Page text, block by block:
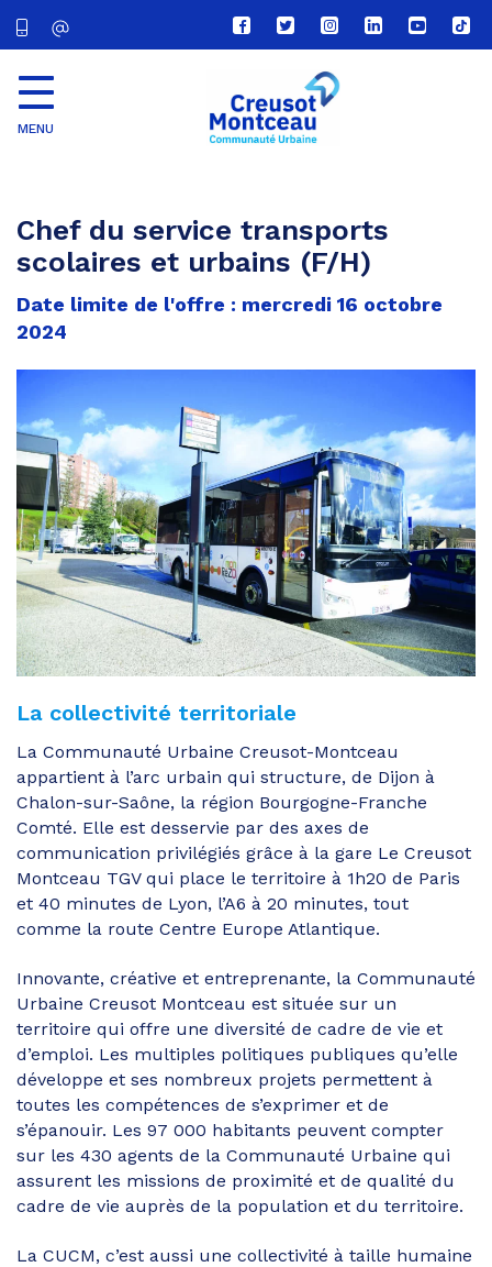
Lien
vers
compte
Facebook
Lien
vers
compte
Twitter
Lien
vers
le
compte
Lien
vers
Lien
vers
Lien
vers
MENU
Chef du service transports
scolaires et urbains (F/H)
Date limite de l'offre : mercredi 16 octobre
2024
La collectivité territoriale
La Communauté Urbaine Creusot-Montceau
appartient à l’arc urbain qui structure, de Dijon à
Chalon-sur-Saône, la région Bourgogne-Franche
Comté. Elle est desservie par des axes de
communication privilégiés grâce à la gare Le Creusot
Montceau TGV qui place le territoire à 1h20 de Paris
et 40 minutes de Lyon, l’A6 à 20 minutes, tout
comme la route Centre Europe Atlantique.
Innovante, créative et entreprenante, la Communauté
Urbaine Creusot Montceau est située sur un
territoire qui offre une diversité de cadre de vie et
d’emploi. Les multiples politiques publiques qu’elle
développe et ses nombreux projets permettent à
toutes les compétences de s’exprimer et de
s’épanouir. Les 97 000 habitants peuvent compter
sur les 430 agents de la Communauté Urbaine qui
assurent les missions de proximité et de qualité du
cadre de vie auprès de la population et du territoire.
La CUCM, c’est aussi une collectivité à taille humaine